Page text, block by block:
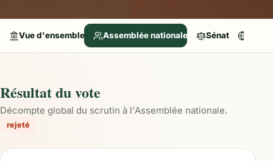
Vue d'ensemble Assemblée nationale Sénat
Résultat du vote
Décompte global du scrutin à l'Assemblée nationale.
rejeté